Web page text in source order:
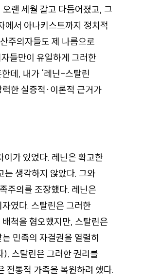
랜 세월 갈고 다듬어졌고, 그
에서 아나키스트까지 정치적
주의자들도 제 나름으로
들만이 유일하게 그러한
데, 내가 ‘레닌-스탈린
한 실증적·이론적 근거가
이가 있었다. 레닌은 확고한
는 생각하지 않았다. 그와
주의를 조장했다. 레닌은
였다. 스탈린은 그러한
척을 혐오했지만, 스탈린은
민족의 자결권을 열렬히
스탈린은 그러한 권리를
전통적 가족을 복원하려 했다.